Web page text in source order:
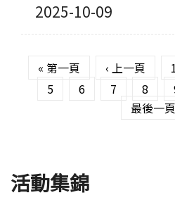
2025-10-09
« 第一頁 ‹ 上一頁 1
5
6 7 8
最後一
活動集錦